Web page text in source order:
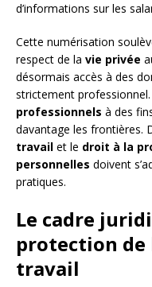
d’informations sur les
Cette numérisation
respect de la vie privée
désormais accès à des
strictement professionnel.
professionnels à des
davantage les frontières.
travail et le droit à la
personnelles doivent
pratiques.
Le cadre
protection de
travail